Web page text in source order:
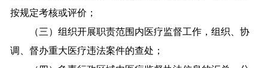
按规定考核或评价；
（三）组织开展职责范围内医疗监督工作，组织、协
调、督办重大医疗违法案件的查处；